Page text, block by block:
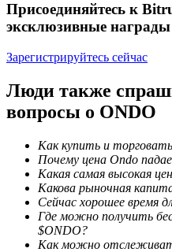
Блокировки BTR
Кредиты
Сервис заимствований,
Присоединяйтесь к
эксклюзивные награды
Зарегистрируйтесь сейчас
Люди также
вопросы о ONDO
Как купить и
Почему цена Ondo
Какая самая высокая
Какова рыночная
Сейчас хорошее время
Где можно получить
$ONDO?
Как можно